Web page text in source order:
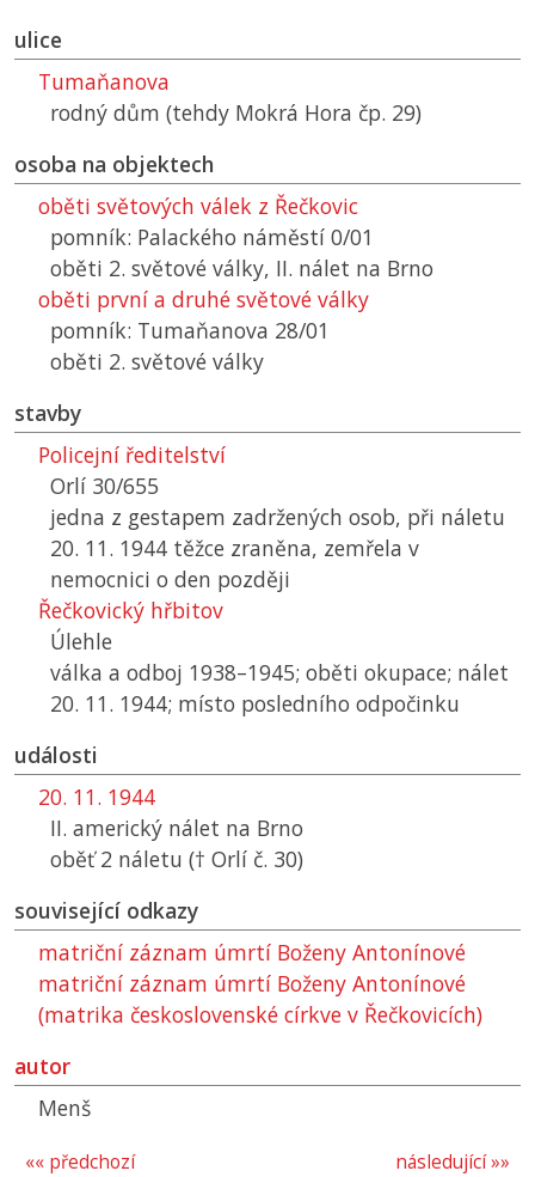
ulice
Tumaňanova
rodný dům (tehdy Mokrá Hora čp. 29)
osoba na objektech
oběti světových válek z Řečkovic
pomník: Palackého náměstí 0/01
oběti 2. světové války, II. nálet na Brno
oběti první a druhé světové války
pomník: Tumaňanova 28/01
oběti 2. světové války
stavby
Policejní ředitelství
Orlí 30/655
jedna z gestapem zadržených osob, při náletu
20. 11. 1944 těžce zraněna, zemřela v
nemocnici o den později
Řečkovický hřbitov
Úlehle
válka a odboj 1938–1945; oběti okupace; nálet
20. 11. 1944; místo posledního odpočinku
události
20. 11. 1944
II. americký nálet na Brno
oběť 2 náletu († Orlí č. 30)
související odkazy
matriční záznam úmrtí Boženy Antonínové
matriční záznam úmrtí Boženy Antonínové
(matrika československé církve v Řečkovicích)
autor
Menš
následující »»
«« předchozí